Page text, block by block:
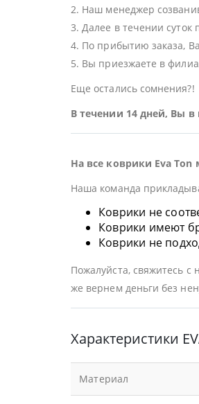
2. Наш менеджер
3. Далее в течении суток
4. По прибытию заказа,
5. Вы приезжаете в
Еще остались сомнения?!
В течении 14 дней, Вы
На все коврики Eva
Наша команда
Коврики не
Коврики имеют
Коврики не
Пожалуйста, свяжитесь
же вернем деньги без
Характеристики
Материал